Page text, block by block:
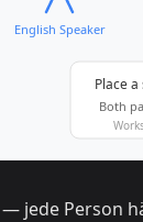
— jede Person